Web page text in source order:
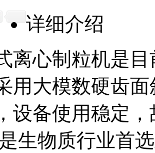
详细介绍
离心制粒机是
用大模数硬齿
设备使用稳定
生物质行业首